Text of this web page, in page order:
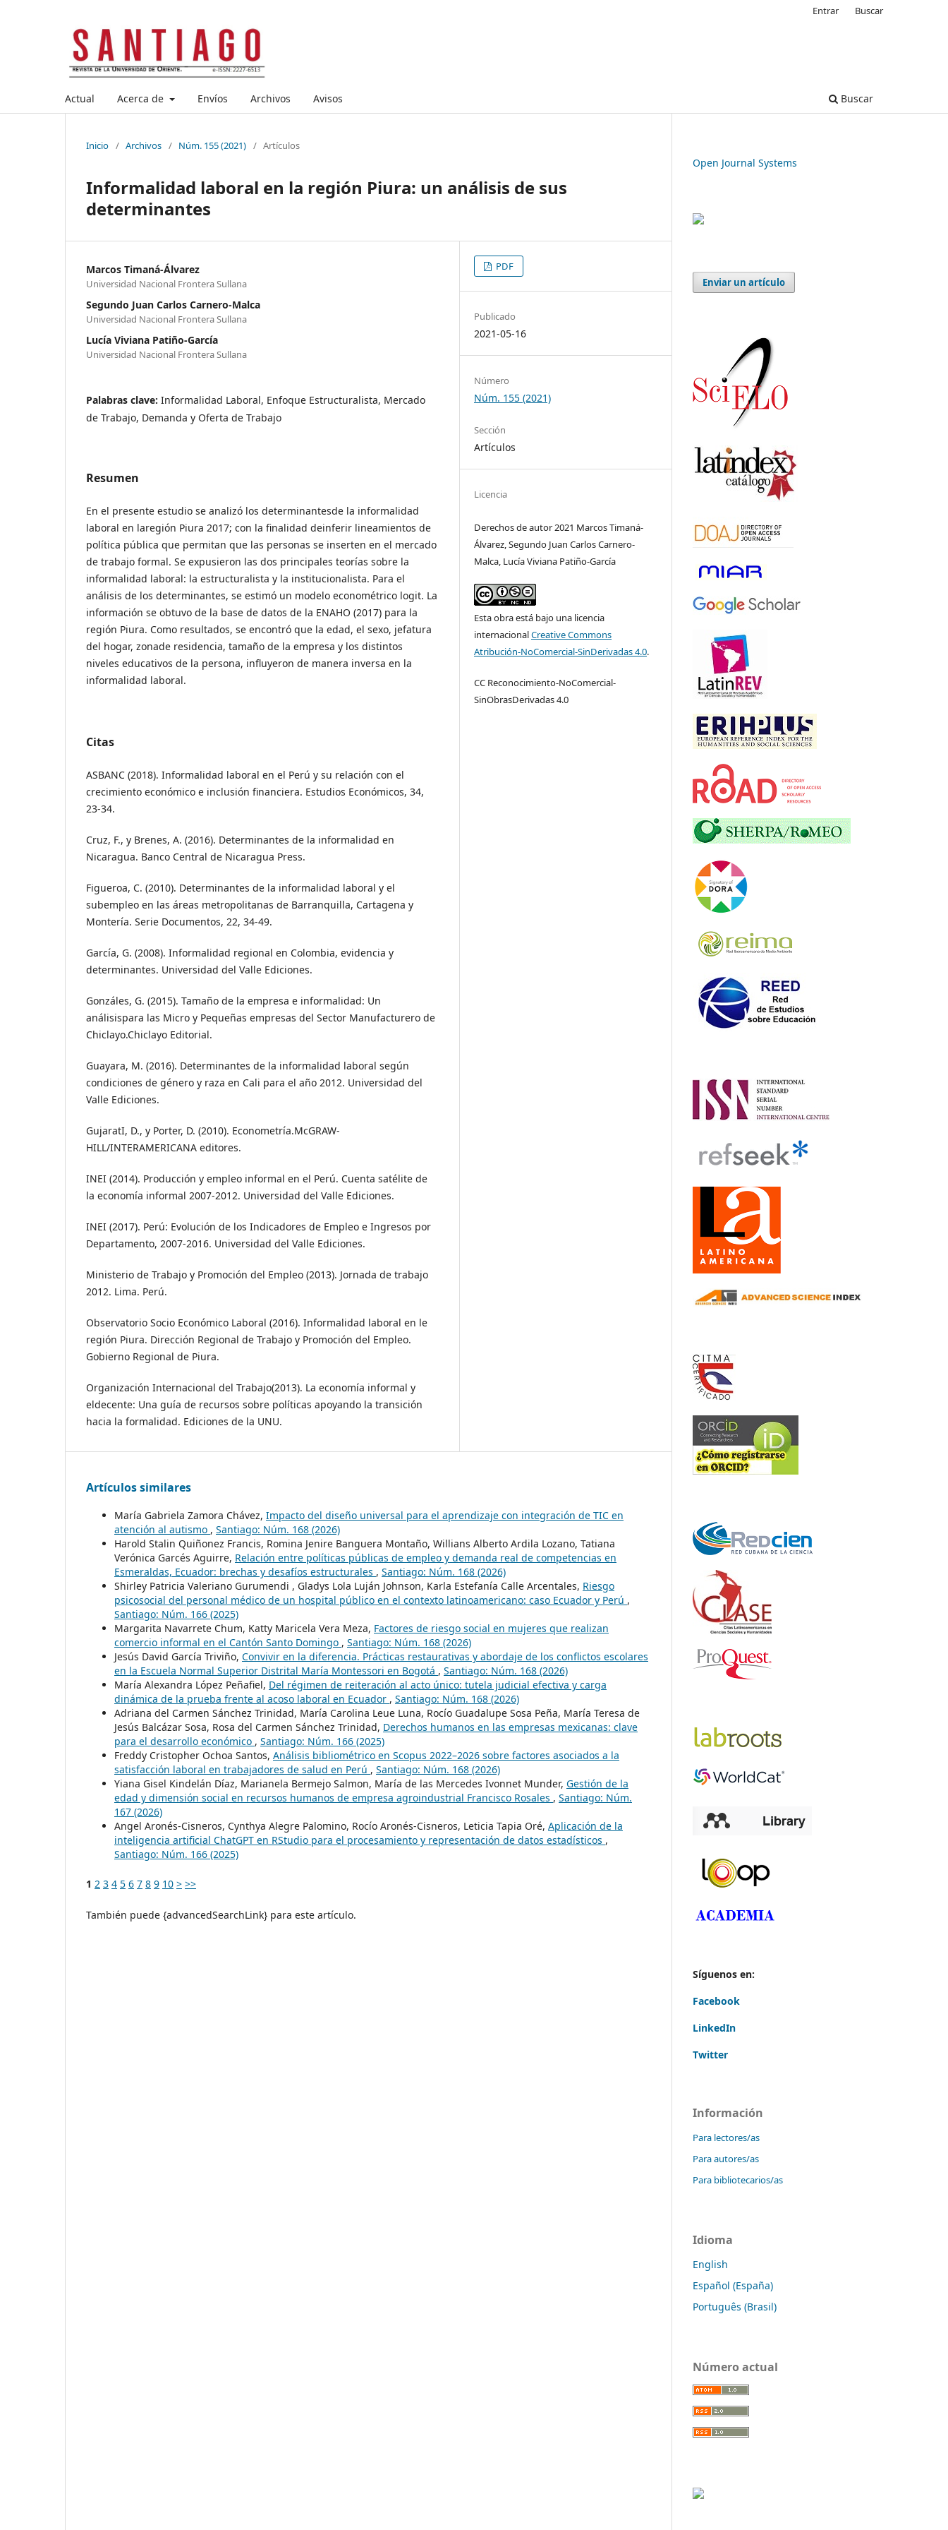
Actual Acerca de Envíos Archivos Avisos Buscar
Entrar Buscar
Inicio / Archivos / Núm. 155 (2021) / Artículos
Informalidad laboral en la región Piura: un análisis de sus
determinantes
Marcos Timaná-Álvarez
Universidad Nacional Frontera Sullana
Segundo Juan Carlos Carnero-Malca
Universidad Nacional Frontera Sullana
Lucía Viviana Patiño-García
Universidad Nacional Frontera Sullana
Palabras clave: Informalidad Laboral, Enfoque Estructuralista, Mercado
de Trabajo, Demanda y Oferta de Trabajo
Resumen
En el presente estudio se analizó los determinantesde la informalidad
laboral en laregión Piura 2017; con la finalidad deinferir lineamientos de
política pública que permitan que las personas se inserten en el mercado
de trabajo formal. Se expusieron las dos principales teorías sobre la
informalidad laboral: la estructuralista y la institucionalista. Para el
análisis de los determinantes, se estimó un modelo econométrico logit. La
información se obtuvo de la base de datos de la ENAHO (2017) para la
región Piura. Como resultados, se encontró que la edad, el sexo, jefatura
del hogar, zonade residencia, tamaño de la empresa y los distintos
niveles educativos de la persona, influyeron de manera inversa en la
informalidad laboral.
Citas
ASBANC (2018). Informalidad laboral en el Perú y su relación con el
crecimiento económico e inclusión financiera. Estudios Económicos, 34,
23-34.
Cruz, F., y Brenes, A. (2016). Determinantes de la informalidad en
Nicaragua. Banco Central de Nicaragua Press.
Figueroa, C. (2010). Determinantes de la informalidad laboral y el
subempleo en las áreas metropolitanas de Barranquilla, Cartagena y
Montería. Serie Documentos, 22, 34-49.
García, G. (2008). Informalidad regional en Colombia, evidencia y
determinantes. Universidad del Valle Ediciones.
Gonzáles, G. (2015). Tamaño de la empresa e informalidad: Un
análisispara las Micro y Pequeñas empresas del Sector Manufacturero de
Chiclayo.Chiclayo Editorial.
Guayara, M. (2016). Determinantes de la informalidad laboral según
condiciones de género y raza en Cali para el año 2012. Universidad del
Valle Ediciones.
GujaratI, D., y Porter, D. (2010). Econometría.McGRAW-
HILL/INTERAMERICANA editores.
INEI (2014). Producción y empleo informal en el Perú. Cuenta satélite de
la economía informal 2007-2012. Universidad del Valle Ediciones.
INEI (2017). Perú: Evolución de los Indicadores de Empleo e Ingresos por
Departamento, 2007-2016. Universidad del Valle Ediciones.
Ministerio de Trabajo y Promoción del Empleo (2013). Jornada de trabajo
2012. Lima. Perú.
Observatorio Socio Económico Laboral (2016). Informalidad laboral en le
región Piura. Dirección Regional de Trabajo y Promoción del Empleo.
Gobierno Regional de Piura.
Organización Internacional del Trabajo(2013). La economía informal y
eldecente: Una guía de recursos sobre políticas apoyando la transición
hacia la formalidad. Ediciones de la UNU.
PDF
Publicado
2021-05-16
Número
Núm. 155 (2021)
Sección
Artículos
Licencia
Derechos de autor 2021 Marcos Timaná-
Álvarez, Segundo Juan Carlos Carnero-
Malca, Lucía Viviana Patiño-García
Esta obra está bajo una licencia
internacionalCreative Commons
Atribución-NoComercial-SinDerivadas 4.0.
CC Reconocimiento-NoComercial-
SinObrasDerivadas 4.0
Artículos similares
María Gabriela Zamora Chávez, Impacto del diseño universal para el aprendizaje con integración de TIC en
atención al autismo , Santiago: Núm. 168 (2026)
Harold Stalin Quiñonez Francis, Romina Jenire Banguera Montaño, Willians Alberto Ardila Lozano, Tatiana
Verónica Garcés Aguirre, Relación entre políticas públicas de empleo y demanda real de competencias en
Esmeraldas, Ecuador: brechas y desafíos estructurales , Santiago: Núm. 168 (2026)
Shirley Patricia Valeriano Gurumendi , Gladys Lola Luján Johnson, Karla Estefanía Calle Arcentales, Riesgo
psicosocial del personal médico de un hospital público en el contexto latinoamericano: caso Ecuador y Perú ,
Santiago: Núm. 166 (2025)
Margarita Navarrete Chum, Katty Maricela Vera Meza, Factores de riesgo social en mujeres que realizan
comercio informal en el Cantón Santo Domingo , Santiago: Núm. 168 (2026)
Jesús David García Triviño, Convivir en la diferencia. Prácticas restaurativas y abordaje de los conflictos escolares
en la Escuela Normal Superior Distrital María Montessori en Bogotá , Santiago: Núm. 168 (2026)
María Alexandra López Peñafiel, Del régimen de reiteración al acto único: tutela judicial efectiva y carga
dinámica de la prueba frente al acoso laboral en Ecuador , Santiago: Núm. 168 (2026)
Adriana del Carmen Sánchez Trinidad, María Carolina Leue Luna, Rocío Guadalupe Sosa Peña, María Teresa de
Jesús Balcázar Sosa, Rosa del Carmen Sánchez Trinidad, Derechos humanos en las empresas mexicanas: clave
para el desarrollo económico , Santiago: Núm. 166 (2025)
Freddy Cristopher Ochoa Santos, Análisis bibliométrico en Scopus 2022–2026 sobre factores asociados a la
satisfacción laboral en trabajadores de salud en Perú , Santiago: Núm. 168 (2026)
Yiana Gisel Kindelán Díaz, Marianela Bermejo Salmon, María de las Mercedes Ivonnet Munder, Gestión de la
edad y dimensión social en recursos humanos de empresa agroindustrial Francisco Rosales , Santiago: Núm.
167 (2026)
Angel Aronés-Cisneros, Cynthya Alegre Palomino, Rocío Aronés-Cisneros, Leticia Tapia Oré, Aplicación de la
inteligencia artificial ChatGPT en RStudio para el procesamiento y representación de datos estadísticos ,
Santiago: Núm. 166 (2025)
1 2 3 4 5 6 7 8 9 10 > >>
También puede {advancedSearchLink} para este artículo.
Open Journal Systems
Enviar un artículo
Síguenos en:
Facebook
LinkedIn
Twitter
Información
Para lectores/as
Para autores/as
Para bibliotecarios/as
Idioma
English
Español (España)
Português (Brasil)
Número actual